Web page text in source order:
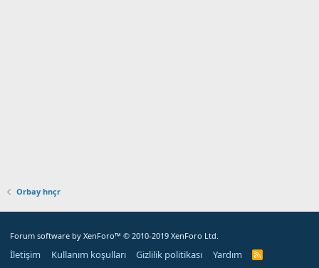
Orbay hnçr
Forum software by XenForo™ © 2010-2019 XenForo Ltd.
İletişim Kullanım koşulları Gizlilik politikası Yardım
R